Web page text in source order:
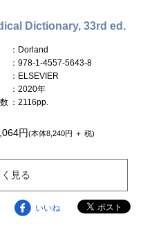
Dictionary, 33rd ed.
：Dorland
：978-1-4557-5643-8
：ELSEVIER
：2020年
：2116pp.
円(本体8,240円 ＋ 税)
見る
いいね